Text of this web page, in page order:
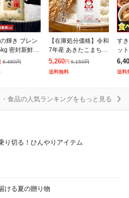
輝き ブレン
密封新鮮パ
素剤入り 米
製法米 アイ
8,480円
【在庫処分価格】令和
7年産 あきたこまち 1
0kg (5kg×2袋) 岡山県
産 ブランド米 米 お米
5,260円 6,150円
送料無料
す
ッ
カ
丼×
C
送料
食品の人気ランキングをもっと見る
り切る！ひんやりアイテム
ける夏の贈り物